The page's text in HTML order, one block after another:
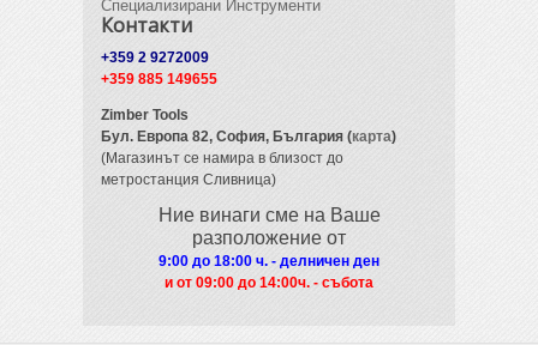
Специализирани Инструменти
Контакти
+359 2 9272009
+359 885 149655
Zimber Tools
Бул. Европа 82, София, България (карта)
(Магазинът се намира в близост до
метростанция Сливница)
Ние винаги сме на Ваше
разположение от
9:00 до 18:00 ч. - делничен ден
и от 09:00 до 14:00ч. - събота